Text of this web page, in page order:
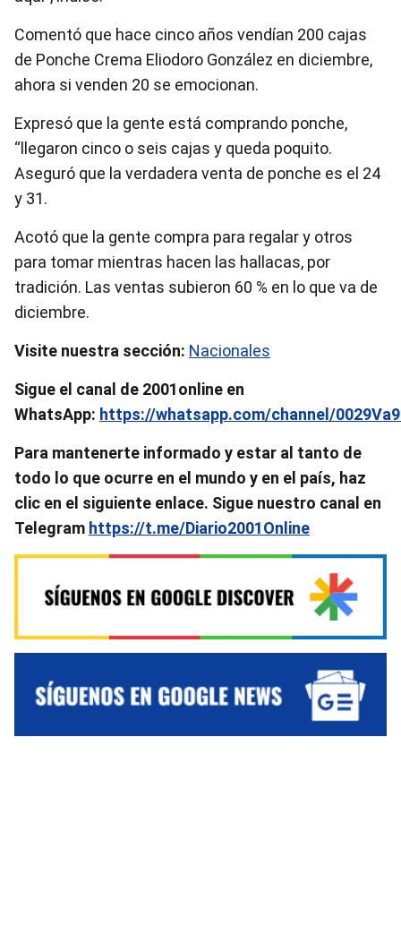
Comentó que hace cinco años vendían 200 cajas
de Ponche Crema Eliodoro González en diciembre,
ahora si venden 20 se emocionan.
Expresó que la gente está comprando ponche,
“llegaron cinco o seis cajas y queda poquito.
Aseguró que la verdadera venta de ponche es el 24
y 31.
Acotó que la gente compra para regalar y otros
para tomar mientras hacen las hallacas, por
tradición. Las ventas subieron 60 % en lo que va de
diciembre.
Visite nuestra sección: Nacionales
Sigue el canal de 2001online en
WhatsApp: https://whatsapp.com/channel/
Para mantenerte informado y estar al tanto de
todo lo que ocurre en el mundo y en el país, haz
clic en el siguiente enlace. Sigue nuestro canal en
Telegram https://t.me/Diario2001Online